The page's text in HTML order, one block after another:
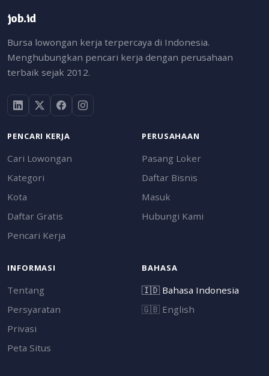
job.id
Bursa lowongan kerja terpercaya di Indonesia.
Menghubungkan pencari kerja dengan perusahaan
terbaik sejak 2012.
PENCARI KERJA
Cari Lowongan
Kategori
Kota
Daftar Gratis
Pencari Kerja
PERUSAHAAN
Pasang Loker
Daftar Bisnis
Masuk
Hubungi Kami
INFORMASI
Tentang
Persyaratan
Privasi
Peta Situs
BAHASA
🇮🇩Bahasa Indonesia
🇬🇧 English